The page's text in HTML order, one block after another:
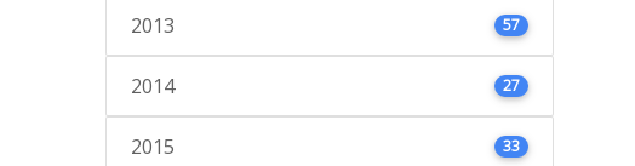
2013 57
2014 27
2015 33